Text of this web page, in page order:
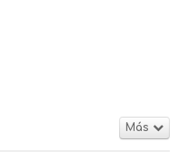
Más